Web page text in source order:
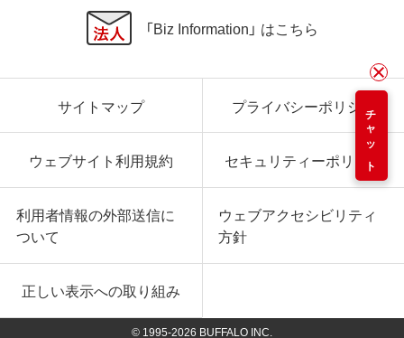
チャット
「Biz Information」 はこちら
サイトマップ プライバシーポリシー
ウェブサイト利用規約 セキュリティーポリシー
利用者情報の外部送信に
ついて
ウェブアクセシビリティ
方針
正しい表示への取り組み
© 1995-2026 BUFFALO INC.